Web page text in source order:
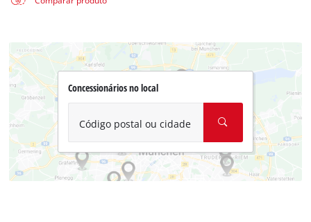
Concessionários no local
Código postal ou cidade